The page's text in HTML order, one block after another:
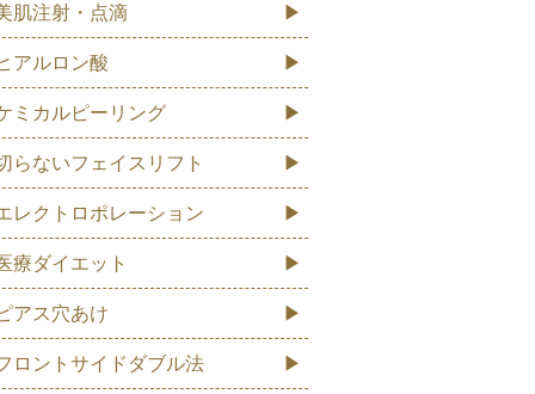
肌注射・点滴
アルロン酸
ミカルピーリング
らないフェイスリフト
レクトロポレーション
療ダイエット
アス穴あけ
ロントサイドダブル法